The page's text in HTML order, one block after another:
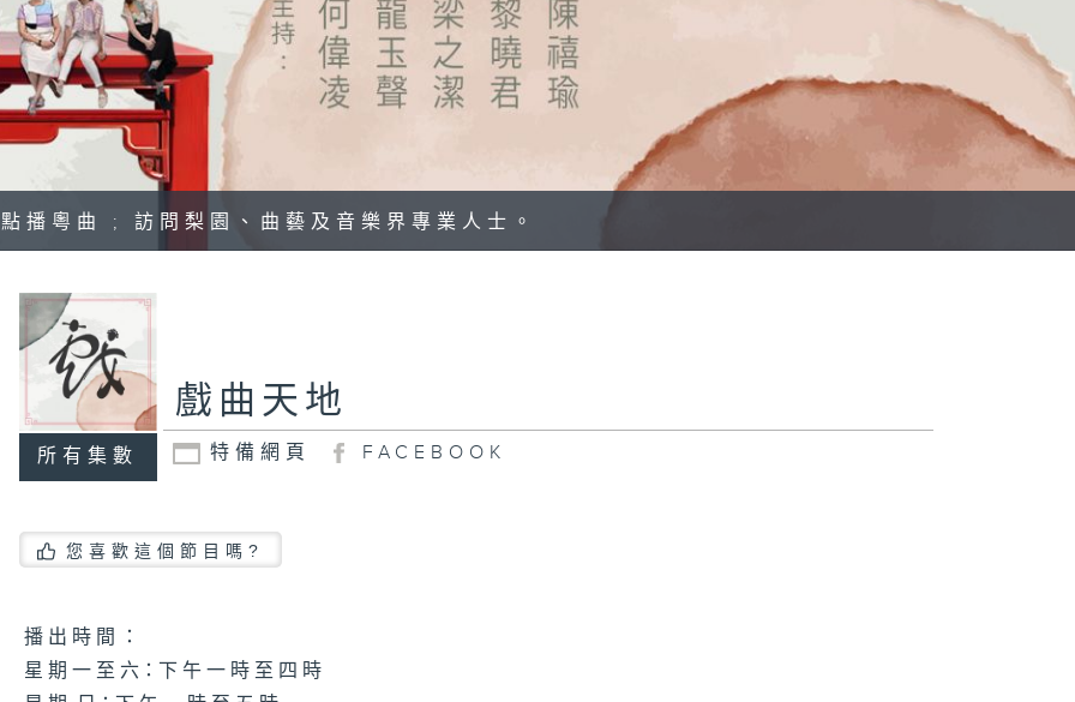
點播粵曲 ; 訪問梨園、曲藝及音樂界專業人士。
所有集數
戲曲天地
特備網頁 FACEBOOK
您喜歡這個節目嗎?
播 出 時 間 ：
星 期 一 至 六：下 午 一 時 至 四 時